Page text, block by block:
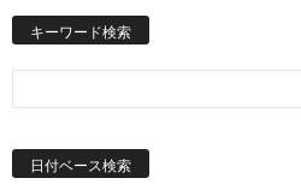
キーワード検索
日付ベース検索